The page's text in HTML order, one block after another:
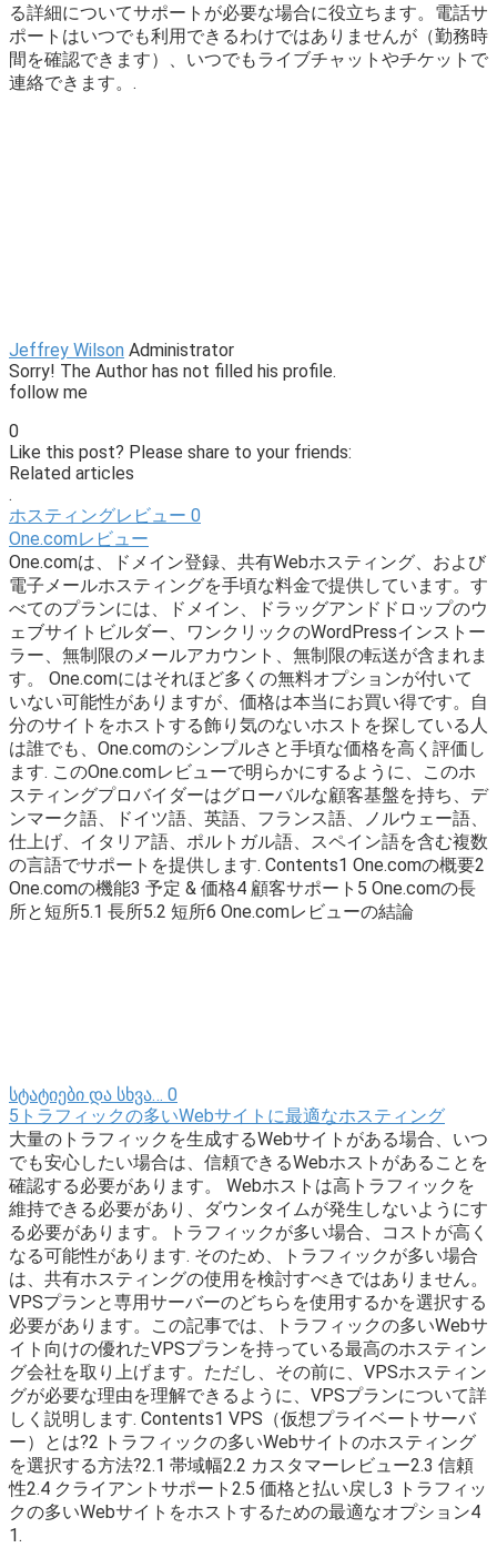
る詳細についてサポートが必要な場合に役立ちます。電話サ
ポートはいつでも利用できるわけではありませんが（勤務時
間を確認できます）、いつでもライブチャットやチケットで
連絡できます。.
Jeffrey Wilson Administrator
Sorry! The Author has not filled his profile.
follow me
0
Like this post? Please share to your friends:
Related articles
.
ホスティングレビュー 0
One.comレビュー
One.comは、ドメイン登録、共有Webホスティング、および
電子メールホスティングを手頃な料金で提供しています。す
べてのプランには、ドメイン、ドラッグアンドドロップのウ
ェブサイトビルダー、ワンクリックのWordPressインストー
ラー、無制限のメールアカウント、無制限の転送が含まれま
す。 One.comにはそれほど多くの無料オプションが付いて
いない可能性がありますが、価格は本当にお買い得です。自
分のサイトをホストする飾り気のないホストを探している人
は誰でも、One.comのシンプルさと手頃な価格を高く評価し
ます. このOne.comレビューで明らかにするように、このホ
スティングプロバイダーはグローバルな顧客基盤を持ち、デ
ンマーク語、ドイツ語、英語、フランス語、ノルウェー語、
仕上げ、イタリア語、ポルトガル語、スペイン語を含む複数
の言語でサポートを提供します. Contents1 One.comの概要2
One.comの機能3 予定 & 価格4 顧客サポート5 One.comの長
所と短所5.1 長所5.2 短所6 One.comレビューの結論
სტატიები და სხვა… 0
5トラフィックの多いWebサイトに最適なホスティング
大量のトラフィックを生成するWebサイトがある場合、いつ
でも安心したい場合は、信頼できるWebホストがあることを
確認する必要があります。 Webホストは高トラフィックを
維持できる必要があり、ダウンタイムが発生しないようにす
る必要があります。トラフィックが多い場合、コストが高く
なる可能性があります. そのため、トラフィックが多い場合
は、共有ホスティングの使用を検討すべきではありません。
VPSプランと専用サーバーのどちらを使用するかを選択する
必要があります。この記事では、トラフィックの多いWebサ
イト向けの優れたVPSプランを持っている最高のホスティン
グ会社を取り上げます。ただし、その前に、VPSホスティン
グが必要な理由を理解できるように、VPSプランについて詳
しく説明します. Contents1 VPS（仮想プライベートサーバ
ー）とは?2 トラフィックの多いWebサイトのホスティング
を選択する方法?2.1 帯域幅2.2 カスタマーレビュー2.3 信頼
性2.4 クライアントサポート2.5 価格と払い戻し3 トラフィッ
クの多いWebサイトをホストするための最適なオプション4
1.